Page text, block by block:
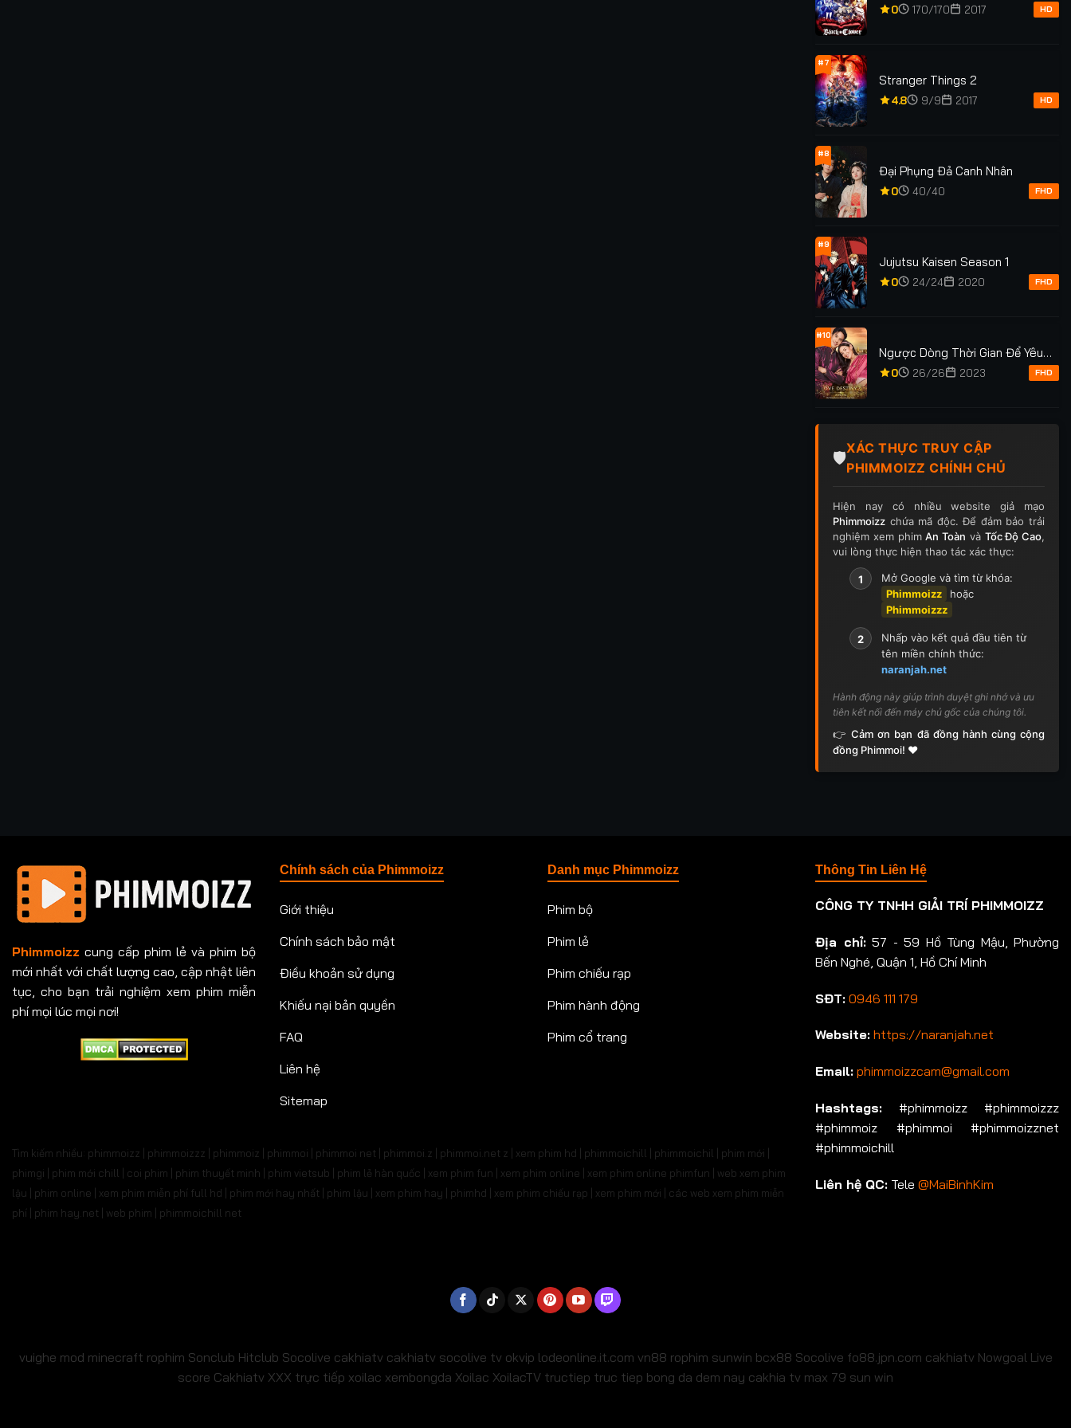
Thuật
0 170/170 2017 HD
#7
Stranger Things 2
4.8 9/9 2017 HD
#8
Đại Phụng Đả Canh Nhân
0 40/40 FHD
#9
Jujutsu Kaisen Season 1
0 24/24 2020 FHD
#10
Ngược Dòng Thời Gian Để Yêu
Anh Phần 2
0 26/26 2023 FHD
🛡️
XÁC THỰC TRUY CẬP
PHIMMOIZZ CHÍNH CHỦ
Hiện nay có nhiều website giả mạo
Phimmoizz chứa mã độc. Để đảm bảo trải
nghiệm xem phimAn Toàn và Tốc Độ Cao,
vui lòng thực hiện thao tác xác thực:
1
Mở Google và tìm từ khóa:
Phimmoizz
hoặc
Phimmoizzz
2
Nhấp vào kết quả đầu tiên từ
tên miền chính thức:
naranjah.net
Hành động này giúp trình duyệt ghi nhớ và ưu
tiên kết nối đến máy chủ gốc của chúng tôi.
👉 Cảm ơn bạn đã đồng hành cùng cộng
đồng Phimmoi! ❤️
Phimmoizz cung cấp phim lẻ và phim bộ
mới nhất với chất lượng cao, cập nhật liên
tục, cho bạn trải nghiệm xem phim miễn
phí mọi lúc mọi nơi!
Chính sách của Phimmoizz
Giới thiệu
Chính sách bảo mật
Điều khoản sử dụng
Khiếu nại bản quyền
FAQ
Liên hệ
Sitemap
Danh mục Phimmoizz
Phim bộ
Phim lẻ
Phim chiếu rạp
Phim hành động
Phim cổ trang
Tìm kiếm nhiều: phimmoizz | phimmoizzz | phimmoiz | phimmoi | phimmoi net | phimmoi.z | phimmoi.net z | xem phim hd | phimmoichill | phimmoichil | phim mới |
phimgi | phim mới chill | coi phim | phim thuyết minh | phim vietsub | phim lẻ hàn quốc | xem phim fun | xem phim online | xem phim online phimfun | web xem phim
lậu | phim online | xem phim miễn phí full hd | phim mới hay nhất | phim lậu | xem phim hay | phimhd | xem phim chiếu rạp | xem phim mới | các web xem phim miễn
phí | phim hay.net | web phim | phimmoichill net
Thông Tin Liên Hệ
CÔNG TY TNHH GIẢI TRÍ PHIMMOIZZ
Địa chỉ:57 - 59 Hồ Tùng Mậu, Phường
Bến Nghé, Quận 1, Hồ Chí Minh
SĐT: 0946 111 179
Website: https://naranjah.net
Email: phimmoizzcam@gmail.com
Hashtags: #phimmoizz #phimmoizzz
#phimmoiz #phimmoi #phimmoizznet
#phimmoichill
Liên hệ QC: Tele @MaiBinhKim
vuighe mod minecraft rophim Sonclub Hitclub Socolive cakhiatv cakhiatv socolive tv okvip lodeonline.it.com vn88 rophim sunwin bcx88 Socolive fo88.jpn.com cakhiatv Nowgoal Live
score Cakhiatv XXX trực tiếp xoilac xembongda Xoilac XoilacTV tructiep truc tiep bong da dem nay cakhia tv max 79 sun win